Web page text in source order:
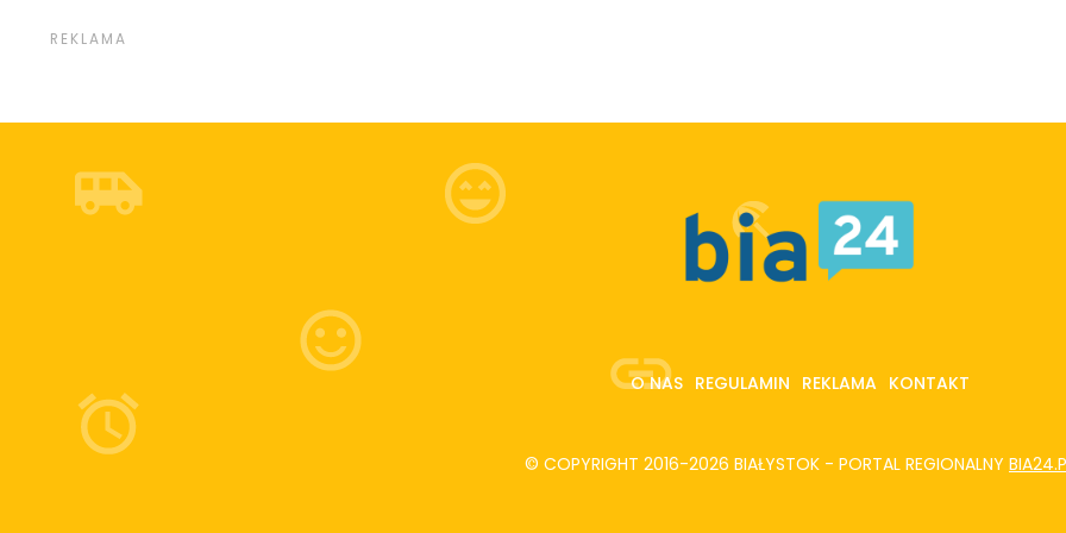
O NAS REGULAMIN REKLAMA KONTAKT
© COPYRIGHT 2016-2026 BIAŁYSTOK - PORTAL REGIONALNY